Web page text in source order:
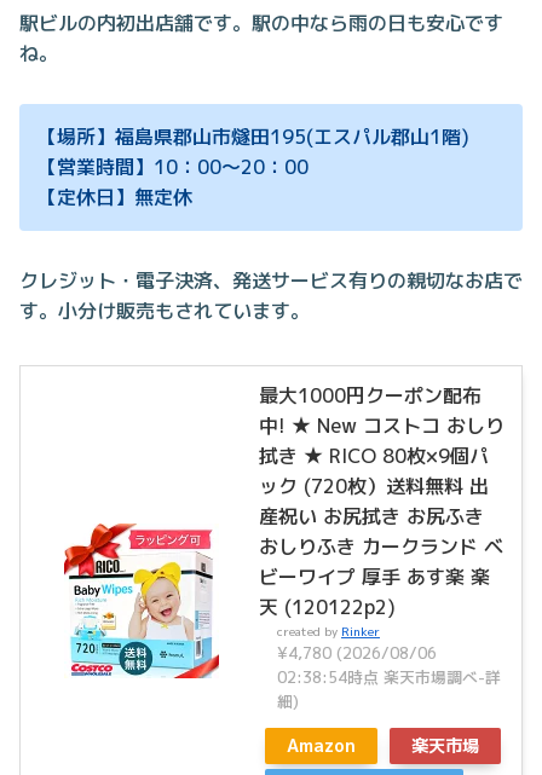
駅ビルの内初出店舗です。駅の中なら雨の日も安心です
ね。
【場所】福島県郡山市燧田195(エスパル郡山1階)
【営業時間】10：00～20：00
【定休日】無定休
クレジット・電子決済、発送サービス有りの親切なお店で
す。小分け販売もされています。
最大1000円クーポン配布
中! ★ New コストコ おしり
拭き ★ RICO 80枚×9個パ
ック (720枚）送料無料 出
産祝い お尻拭き お尻ふき
おしりふき カークランド ベ
ビーワイプ 厚手 あす楽 楽
天 (120122p2)
created by Rinker
¥4,780 (2026/08/06
02:38:54時点 楽天市場調べ-詳
細)
Amazon 楽天市場